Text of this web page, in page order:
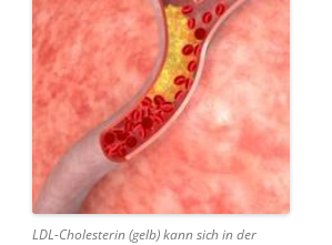
LDL-Cholesterin (gelb) kann sich in der